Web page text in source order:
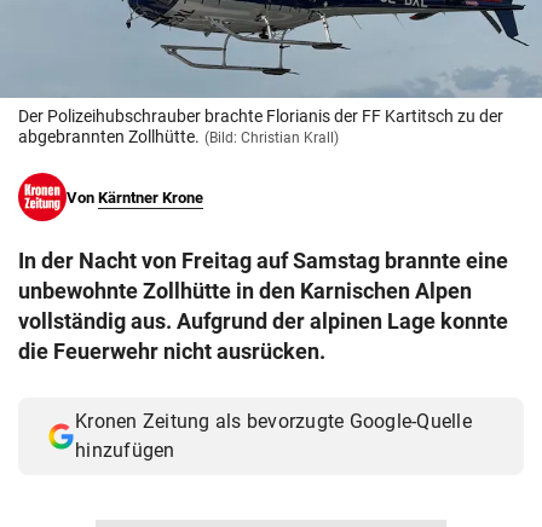
© Krone Multimedia GmbH & Co KG 2026
Muthgasse 2, 1190 Wien
Der Polizeihubschrauber brachte Florianis der FF Kartitsch zu der
abgebrannten Zollhütte. (Bild: Christian Krall)
Von Kärntner Krone
In der Nacht von Freitag auf Samstag brannte eine
unbewohnte Zollhütte in den Karnischen Alpen
vollständig aus. Aufgrund der alpinen Lage konnte
die Feuerwehr nicht ausrücken.
Kronen Zeitung als bevorzugte Google-Quelle
hinzufügen